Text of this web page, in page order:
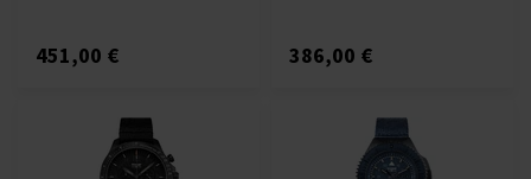
451,00 € 386,00 €